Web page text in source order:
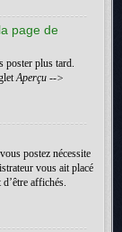
page de
poster plus tard.
Aperçu -->
postez nécessite
vous ait placé
affichés.